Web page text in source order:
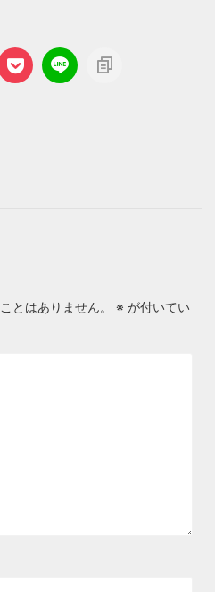
とはありません。 ※ が付いてい